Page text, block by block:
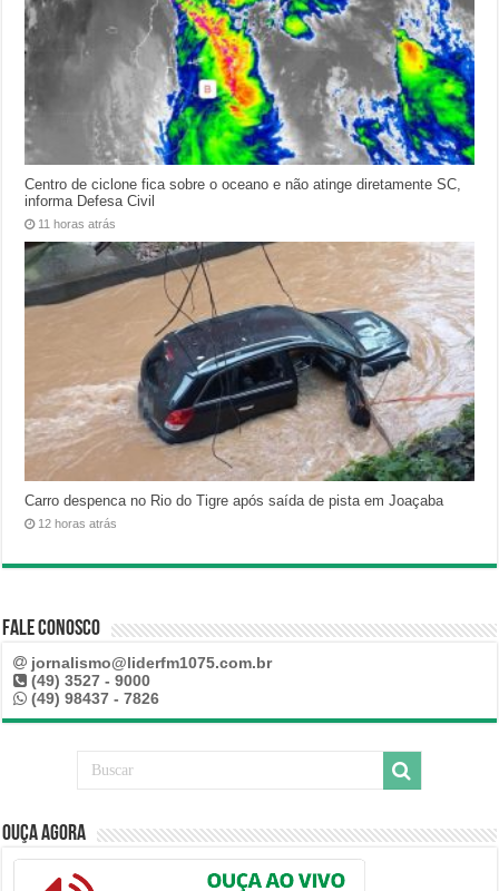
Centro de ciclone fica sobre o oceano e não atinge diretamente SC,
informa Defesa Civil
11 horas atrás
Carro despenca no Rio do Tigre após saída de pista em Joaçaba
12 horas atrás
Fale Conosco
jornalismo@liderfm1075.com.br
(49) 3527 - 9000
(49) 98437 - 7826
Ouça Agora